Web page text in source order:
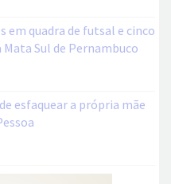
quadra de futsal e cinco
Sul de Pernambuco
esfaquear a própria mãe